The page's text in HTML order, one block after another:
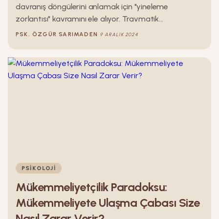
davranış döngülerini anlamak için "yineleme
zorlantısı" kavramını ele alıyor. Travmatik
deneyimlerin bilinçaltımızda nasıl derin izler bıraktığını
çektiğini açıklıyor. Metaforik bir labirent üzerinden, bu
döngülerden çıkış yollarını keşfetmek için farkındalık,
travmalarla yüzleşme ve yeni yaklaşımlar geliştirme
PSK. ÖZGÜR SARIMADEN 9 ARALIK 2024
PSIKOLOJI
Mükemmeliyetçilik Paradoksu:
Mükemmeliyete Ulaşma Çabası Size